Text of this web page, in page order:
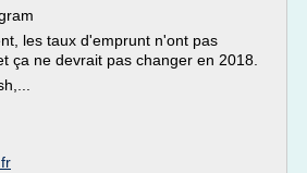
les taux d'emprunt n'ont pas
ça ne devrait pas changer en 2018.